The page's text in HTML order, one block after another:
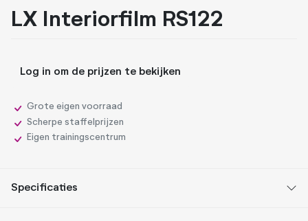
LX Interiorfilm RS122
Log in om de prijzen te bekijken
Grote eigen voorraad
Scherpe staffelprijzen
Eigen trainingscentrum
Specificaties